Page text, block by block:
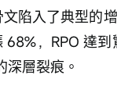
陷入了典型的
68%，RPO 達
深層裂痕。